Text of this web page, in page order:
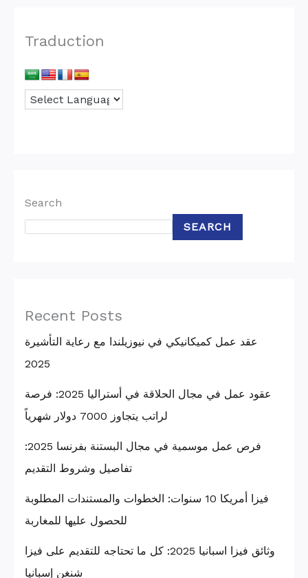
Traduction
Search
SEARCH
Recent Posts
عقد عمل كميكانيكي في نيوزيلندا مع رعاية التأشيرة
2025
عقود عمل في مجال الحلاقة في أستراليا 2025: فرصة
لراتب يتجاوز 7000 دولار شهرياً
فرص عمل موسمية في مجال البستنة بفرنسا 2025:
تفاصيل وشروط التقديم
فيزا أمريكا 10 سنوات: الخطوات والمستندات المطلوبة
للحصول عليها للمغاربة
وثائق فيزا اسبانيا 2025: كل ما تحتاجه للتقديم على فيزا
شنغن إسبانيا